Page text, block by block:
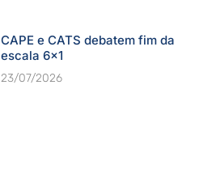
CAPE e CATS debatem fim da
escala 6×1
23/07/2026